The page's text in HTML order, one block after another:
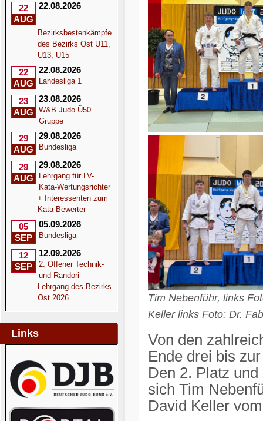
22
AUG
22.08.2026
Bezirksbestenkämpfe
des Bezirks Ost U11,
U13, U15
22
AUG
22.08.2026
Landesliga 1
23
AUG
23.08.2026
W&B Judo Ü50
Gruppe
29
AUG
29.08.2026
Bundesliga
29
AUG
29.08.2026
Lehrgang für LV-
Kata-Wertungsrichter
+ Interessenten zum
Kata Bewerter
05
SEP
05.09.2026
Bundesliga
12
SEP
12.09.2026
2. Offener Technik-
und Randori-
Lehrgang des Bezirks
Ost 2026
Links
Tim
Keller links Foto: Dr.
Von den
Ende drei bis
Den 2. Platz
sich Tim
David Keller